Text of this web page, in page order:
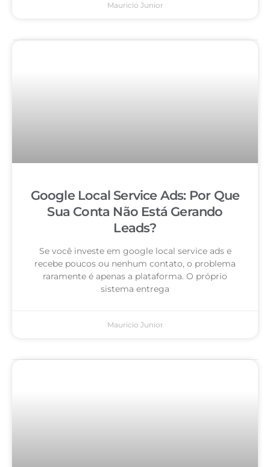
Mauricio Junior
Google Local Service Ads: Por Que
Sua Conta Não Está Gerando
Leads?
Se você investe em google local service ads e
recebe poucos ou nenhum contato, o problema
raramente é apenas a plataforma. O próprio
sistema entrega
Mauricio Junior